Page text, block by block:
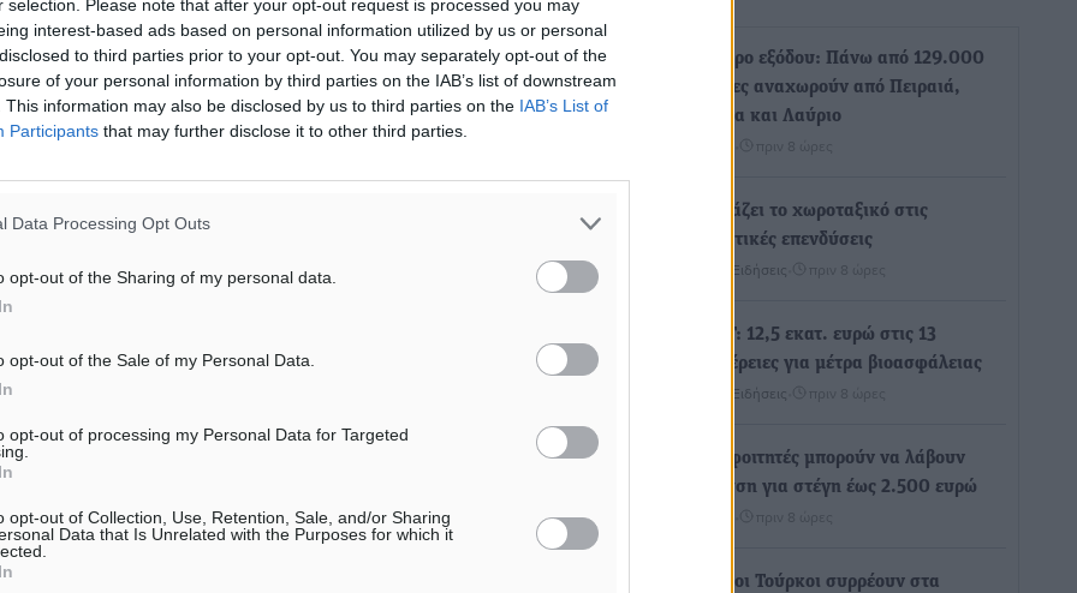
selection. Please note that after your opt-out request is processed you may
interest-based ads based on personal information utilized by us or personal
to third parties prior to your opt-out. You may separately opt-out of the
of your personal information by third parties on the IAB’s list of downstream
This information may also be disclosed by us to third parties on the IAB’s List of
Participants that may further disclose it to other third parties.
Data Processing Opt Outs
opt-out of the Sharing of my personal data.
opt-out of the Sale of my Personal Data.
opt-out of processing my Personal Data for Targeted
opt-out of Collection, Use, Retention, Sale, and/or Sharing
Data that Is Unrelated with the Purposes for which it
τόνισε μεταξύ
26.05.26, 20:05
Το Νότιο Αιγαίο
παράδειγμα σε όλη
τάξης του 6,1%
του στο συνέδριο
Ιαματικές Πηγές Καλλιθέας Ρόδου:
Στις προβλεπόμενες ενέργειες για την
Τριήμερο εξόδου: Πάνω από 129.000
επιβάτες αναχωρούν από Πειραιά,
Ραφήνα και Λαύριο
πριν 8 ώρες
Τι αλλάζει το χωροταξικό στις
τουριστικές επενδύσεις
Τοπικές Ειδήσεις πριν 8 ώρες
ΥΠΑΑΤ: 12,5 εκατ. ευρώ στις 13
Περιφέρειες για μέτρα βιοασφάλειας
Τοπικές Ειδήσεις πριν 8 ώρες
Ποιοι φοιτητές μπορούν να λάβουν
ενίσχυση για στέγη έως 2.500 ευρώ
πριν 8 ώρες
«Γιατί οι Τούρκοι συρρέουν στα